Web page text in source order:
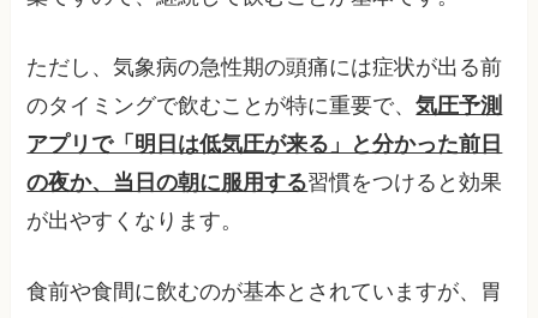
ただし、気象病の急性期の頭痛には症状が出る前
のタイミングで飲むことが特に重要で、気圧予測
アプリで「明日は低気圧が来る」と分かった前日
の夜か、当日の朝に服用する習慣をつけると効果
が出やすくなります。
食前や食間に飲むのが基本とされていますが、胃